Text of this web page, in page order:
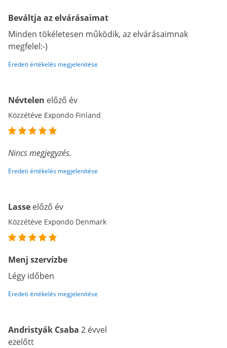
Beváltja az elvárásaimat
Minden tökéletesen működik, az elvárásaimnak
megfelel:-)
Eredeti értékelés megjelenítése
Névtelen előző év
Közzétéve Expondo Finland
Nincs megjegyzés.
Eredeti értékelés megjelenítése
Lasse előző év
Közzétéve Expondo Denmark
Menj szervizbe
Légy időben
Eredeti értékelés megjelenítése
Andristyák Csaba 2 évvel
ezelőtt